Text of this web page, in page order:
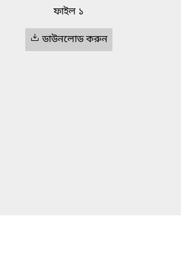
ফাইল ১
ডাউনলোড করুন